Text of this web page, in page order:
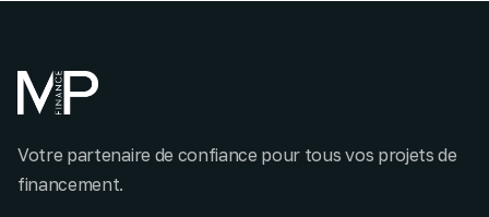
Votre partenaire de confiance pour tous vos projets de
financement.